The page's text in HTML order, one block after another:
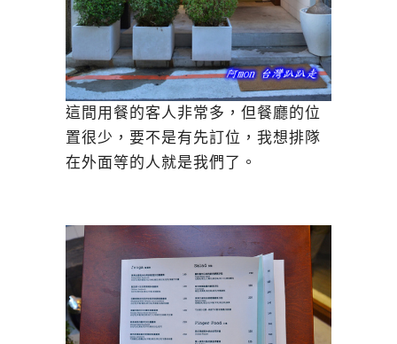
這間用餐的客人非常多，但餐廳的位
置很少，要不是有先訂位，我想排隊
在外面等的人就是我們了。